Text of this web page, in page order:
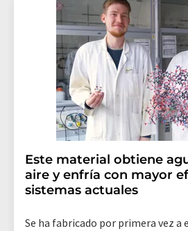
Este material obtiene
aire y enfría con mayor
sistemas actuales
Se ha fabricado por primera vez a